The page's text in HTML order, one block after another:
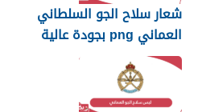
شعار سلاح الجو السلطاني
العماني png بجودة عالية
2026